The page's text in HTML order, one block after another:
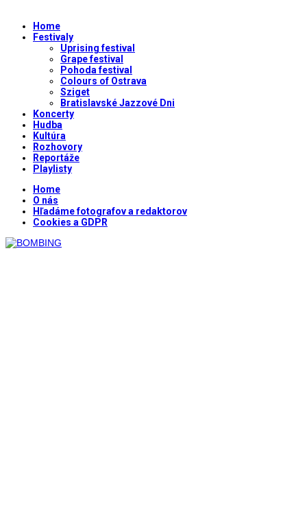
Home
Festivaly
Uprising festival
Grape festival
Pohoda festival
Colours of Ostrava
Sziget
Bratislavské Jazzové Dni
Koncerty
Hudba
Kultúra
Rozhovory
Reportáže
Playlisty
Home
O nás
Hľadáme fotografov a redaktorov
Cookies a GDPR